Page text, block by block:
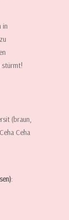
in
stürmt!
(braun,
Ceha
: